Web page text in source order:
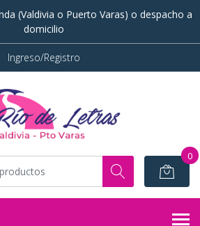
(Valdivia o Puerto Varas) o despacho a
domicilio
Ingreso/Registro
0